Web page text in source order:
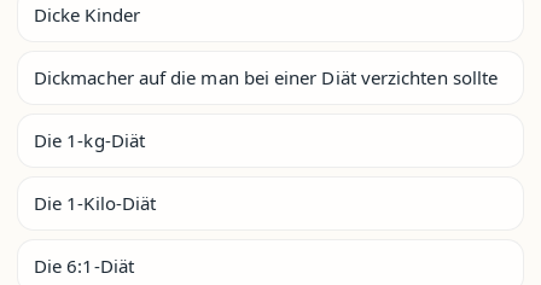
Dicke Kinder
Dickmacher auf die man bei einer Diät verzichten sollte
Die 1-kg-Diät
Die 1-Kilo-Diät
Die 6:1-Diät